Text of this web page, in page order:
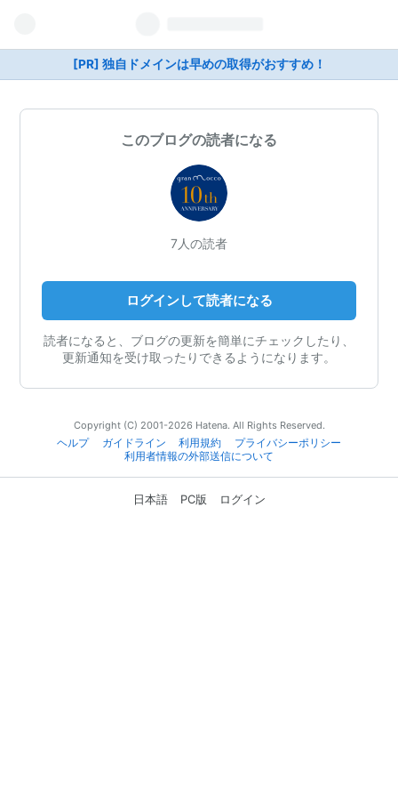
[PR] 独自ドメインは早めの取得がおすすめ！
このブログの読者になる
7人の読者
ログインして読者になる
読者になると、ブログの更新を簡単にチェックしたり、
更新通知を受け取ったりできるようになります。
Copyright (C) 2001-2026 Hatena. All Rights Reserved.
ヘルプ
ガイドライン 利用規約
プライバシーポリシー
利用者情報の外部送信について
日本語 PC版 ログイン